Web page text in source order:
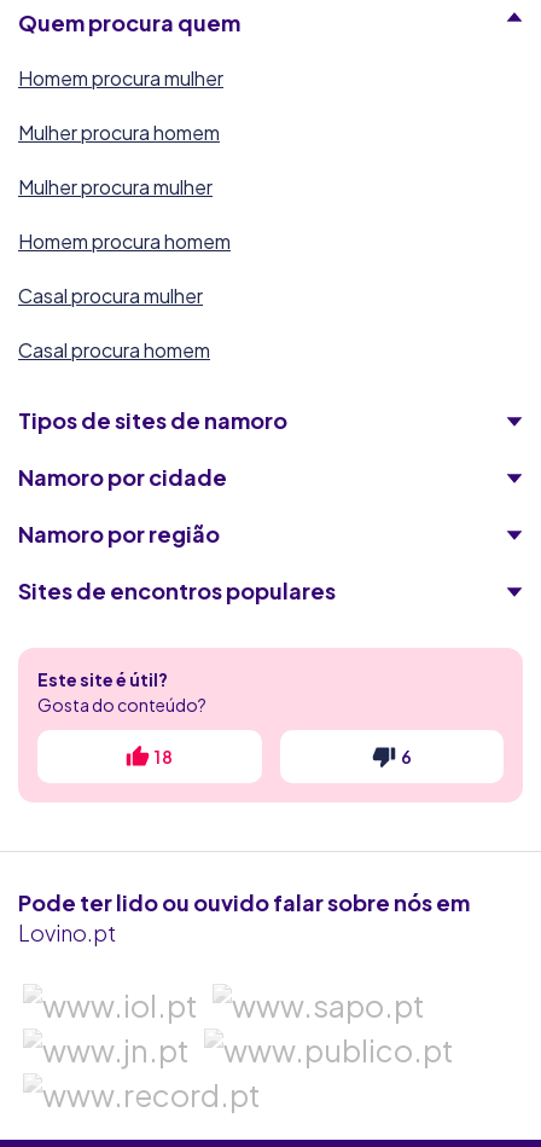
Quem procura quem
Homem procura mulher
Mulher procura homem
Mulher procura mulher
Homem procura homem
Casal procura mulher
Casal procura homem
Tipos de sites de namoro
Namoro por cidade
Namoro por região
Sites de encontros populares
Encontros Quentes
Flerte Discreto
RadarDeRaparigas
Flirt.com
Seeking Arrangement
Contacto Secreto
KROOW
Este site é útil?
Gosta do conteúdo?
18 6
Pode ter lido ou ouvido falar sobre nós em
Lovino.pt